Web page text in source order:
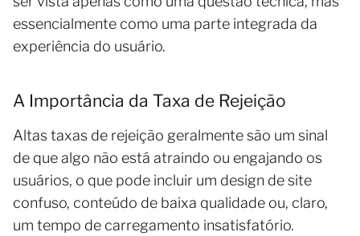
essencialmente como uma parte integrada da
experiência do usuário.
A Importância da Taxa de Rejeição
Altas taxas de rejeição geralmente são um sinal
de que algo não está atraindo ou engajando os
usuários, o que pode incluir um design de site
confuso, conteúdo de baixa qualidade ou, claro,
um tempo de carregamento insatisfatório.